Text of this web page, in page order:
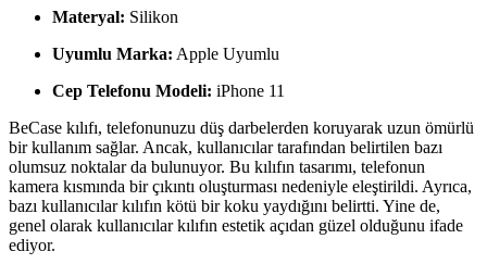
Materyal: Silikon
Uyumlu Marka: Apple Uyumlu
Cep Telefonu Modeli: iPhone 11
BeCase kılıfı, telefonunuzu düş darbelerden koruyarak uzun ömürlü
bir kullanım sağlar. Ancak, kullanıcılar tarafından belirtilen bazı
olumsuz noktalar da bulunuyor. Bu kılıfın tasarımı, telefonun
kamera kısmında bir çıkıntı oluşturması nedeniyle eleştirildi. Ayrıca,
bazı kullanıcılar kılıfın kötü bir koku yaydığını belirtti. Yine de,
genel olarak kullanıcılar kılıfın estetik açıdan güzel olduğunu ifade
ediyor.